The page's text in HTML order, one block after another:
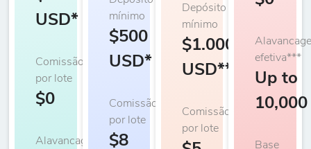
USD*
Comissão
por lote
$0
Alavancagem
mínimo
$500
USD*
Comissão
por lote
$8
Depósito
mínimo
$1.000
USD**
Comissão
por lote
efetiva***
Up to
10,000
Base